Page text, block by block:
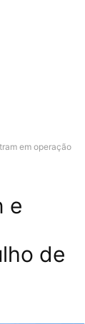
em operação
e
de